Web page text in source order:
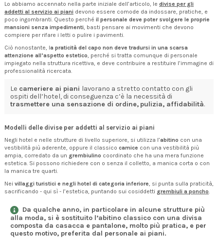
Lo abbiamo accennato nella parte iniziale dell’articolo, le divise per gli
addetti al servizio ai piani devono essere comode da indossare, pratiche, e
poco ingombranti. Questo perché il personale deve poter svolgere le proprie
mansioni senza impedimenti, basti pensare ai movimenti che devono
compiere per rifare i letti o pulire i pavimenti.
Ciò nonostante, la praticità del capo non deve tradursi in una scarsa
attenzione all’aspetto estetico, perché si tratta comunque di personale
impiegato nella struttura ricettiva, e deve contribuire a restituire l’immagine di
professionalità ricercata.
Le cameriere ai piani lavorano a stretto contatto con gli
ospiti dell’hotel, di conseguenza c’è la necessità di
trasmettere una sensazione di ordine, pulizia, affidabilità.
Modelli delle divise per addetti al servizio ai piani
Negli hotel e nelle strutture di livello superiore, si utilizza l’abitino con una
vestibilità più aderente, oppure il classico camice con una vestibilità più
ampia, corredato da un grembiulino coordinato che ha una mera funzione
estetica. Si possono richiedere con o senza il colletto, a manica corta o con
la manica tre quarti.
Nei villaggi turistici e negli hotel di categoria inferiore, si punta sulla praticità,
sacrificando - qui sì - l’estetica, puntando sui cosiddetti grembiuli a poncho.
Da qualche anno, in particolare in alcune strutture più
alla moda, si è sostituito l’abitino classico con una divisa
composta da casacca e pantalone, molto più pratica, e per
questo motivo, preferita dal personale ai piani.